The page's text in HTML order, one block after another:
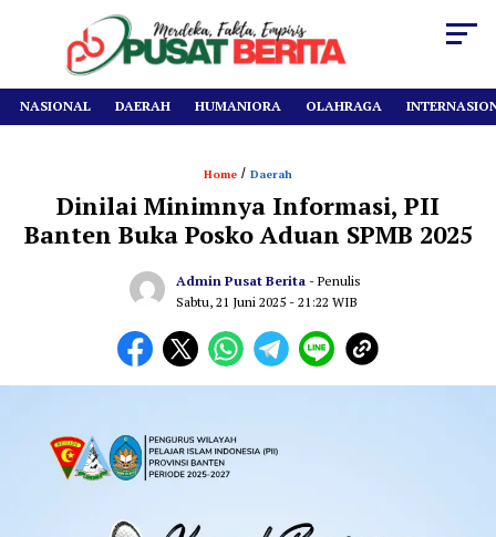
NASIONAL DAERAH HUMANIORA OLAHRAGA
Home / Daerah
Dinilai Minimnya Informasi, PII
Banten Buka Posko Aduan SPMB 2025
Admin Pusat Berita - Penulis
Sabtu, 21 Juni 2025 - 21:22 WIB